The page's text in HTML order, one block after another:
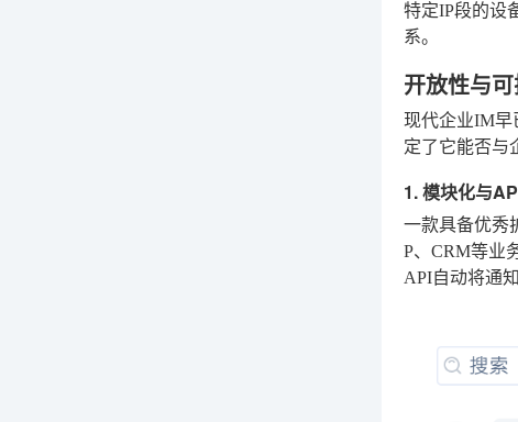
特定IP段的设
系。
开放性与
现代企业IM早
定了它能否与
1. 模块化与
一款具备优秀
P、CRM等业
API自动将通